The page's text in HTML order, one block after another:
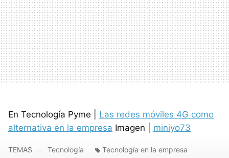
En Tecnología Pyme | Las redes móviles 4G como
alternativa en la empresa Imagen | miniyo73
TEMAS Tecnología Tecnología en la empresa